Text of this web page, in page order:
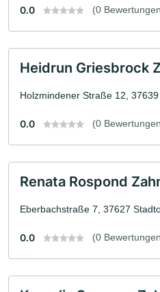
0.0 (0
Heidrun Griesbrock
Holzmindener Straße 12,
0.0 (0
Renata Rospond
Eberbachstraße 7, 37627
0.0 (0